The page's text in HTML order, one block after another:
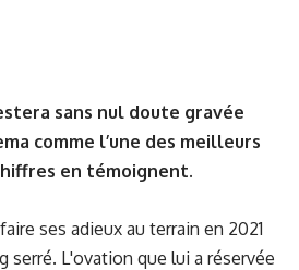
sans nul doute gravée
comme l’une des meilleurs
en témoignent.
ses adieux au terrain en 2021
serré. L'ovation que lui a réservée